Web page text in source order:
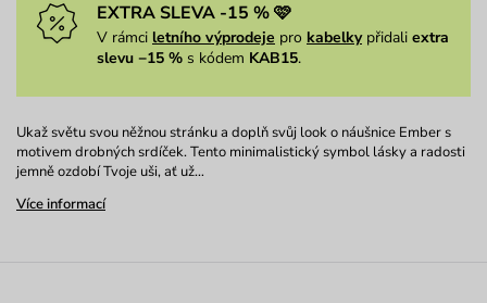
EXTRA SLEVA -15 % 🩷
V rámci letního výprodeje pro kabelkypřidali extra
slevu −15 % s kódem KAB15.
Ukaž světu svou něžnou stránku a doplň svůj look o náušnice Ember s
motivem drobných srdíček. Tento minimalistický symbol lásky a radosti
jemně ozdobí Tvoje uši, ať už…
Více informací